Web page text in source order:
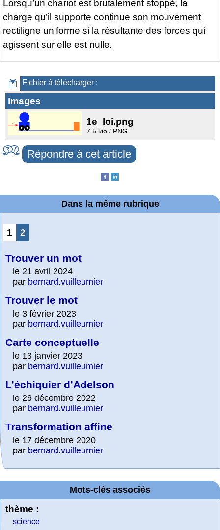
Lorsqu’un chariot est brutalement stoppé, la
charge qu’il supporte continue son mouvement
rectiligne uniforme si la résultante des forces qui
agissent sur elle est nulle.
Fichier à télécharger :
Images
1e_loi.png
7.5 kio / PNG
Répondre à cet article
Dans la même rubrique
1 2
Trouver un mot
le 21 avril 2024
par bernard.vuilleumier
Trouver le mot
le 3 février 2023
par bernard.vuilleumier
Carte conceptuelle
le 13 janvier 2023
par bernard.vuilleumier
L’échiquier d’Adelson
le 26 décembre 2022
par bernard.vuilleumier
Transformation affine
le 17 décembre 2020
par bernard.vuilleumier
Mots-clés associés
thème :
science